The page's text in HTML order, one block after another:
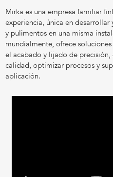
Mirka es una empresa familiar
experiencia, única en
y pulimentos en una misma
mundialmente, ofrece
el acabado y lijado de precisión,
calidad, optimizar procesos y
aplicación.